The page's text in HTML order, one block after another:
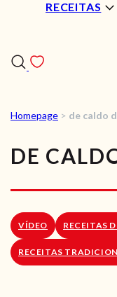
RECEITAS
Homepage > de caldo
DE
VÍDEO RECEITAS
RECEITAS